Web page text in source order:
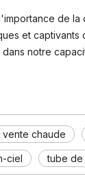
de
et
notre
chaude
ciel tube de